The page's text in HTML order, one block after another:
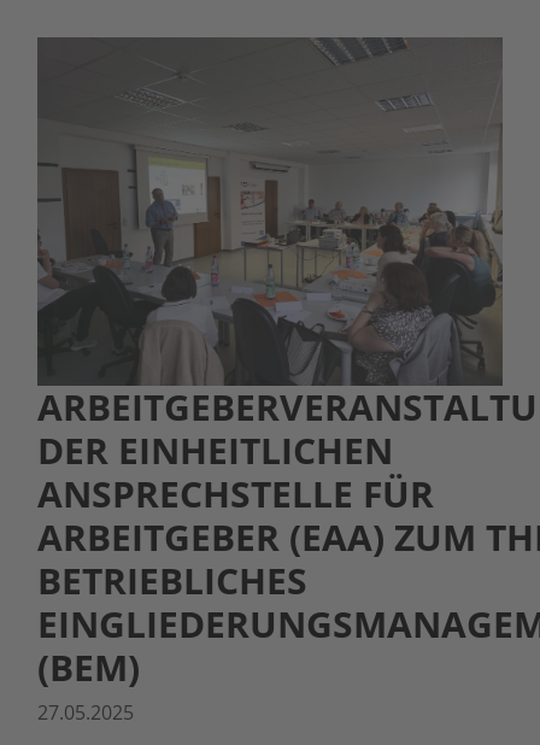
DER EINHEITLICHEN
ANSPRECHSTELLE FÜR
ARBEITGEBER (EAA) ZUM
BETRIEBLICHES
(BEM)
27.05.2025